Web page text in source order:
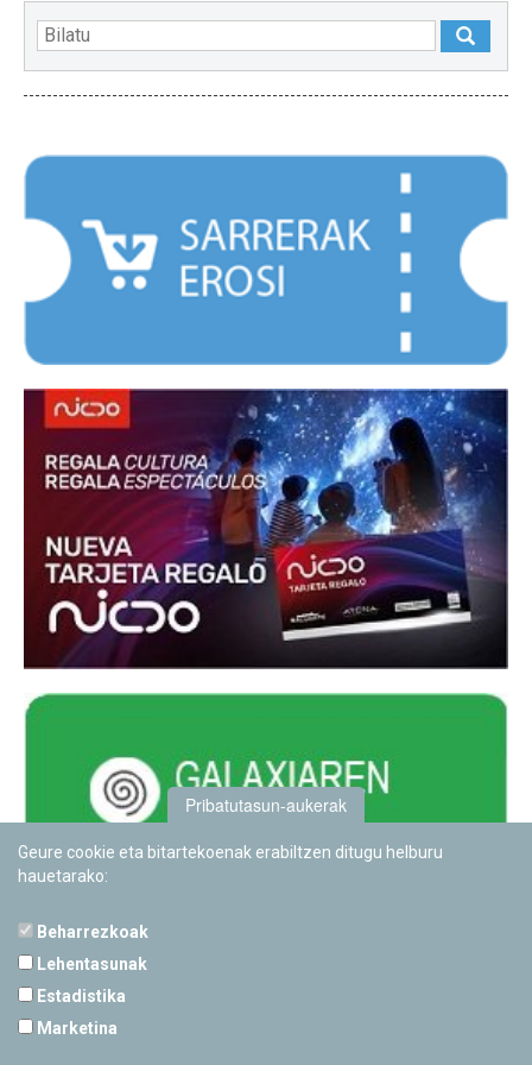
Pribatutasun-aukerak
Geure cookie eta bitartekoenak erabiltzen ditugu helburu
hauetarako:
Beharrezkoak
Lehentasunak
Estadistika
Marketina